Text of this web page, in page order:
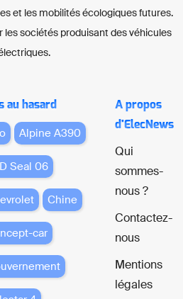
et les mobilités écologiques futures.
sociétés produisant des véhicules
au hasard
Alpine A390
Seal 06
Chine
car
A propos
d'ElecNews
Qui
sommes-
nous ?
Contactez-
nous
Mentions
légales